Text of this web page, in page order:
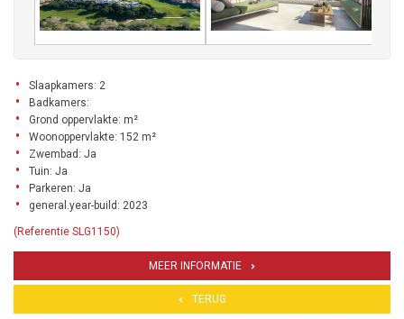
Slaapkamers: 2
Badkamers:
Grond oppervlakte: m²
Woonoppervlakte: 152 m²
Zwembad: Ja
Tuin: Ja
Parkeren: Ja
general.year-build: 2023
(Referentie SLG1150)
MEER INFORMATIE
TERUG